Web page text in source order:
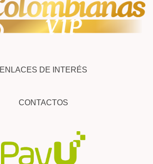
ENLACES DE INTERÉS
CONTACTOS